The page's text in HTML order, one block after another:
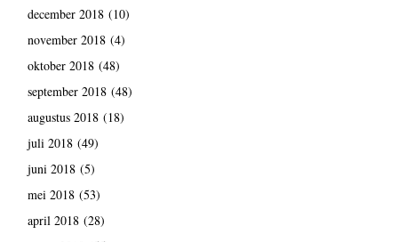
december 2018(10)
november 2018(4)
oktober 2018(48)
september 2018(48)
augustus 2018(18)
juli 2018(49)
juni 2018(5)
mei 2018(53)
april 2018(28)